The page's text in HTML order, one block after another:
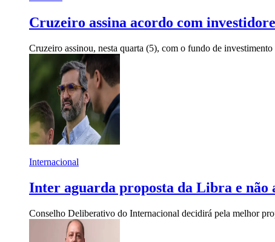
Cruzeiro assina acordo com
Cruzeiro assinou, nesta quarta (5), com o fundo de
Internacional
Inter aguarda proposta da Libra e não
Conselho Deliberativo do Internacional decidirá pela melhor